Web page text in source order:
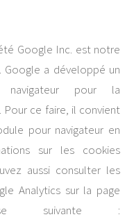
Google Inc. est notre
Google a développé un
navigateur pour la
ce faire, il convient
pour navigateur en
sur les cookies
aussi consulter les
Analytics sur la page
suivante :